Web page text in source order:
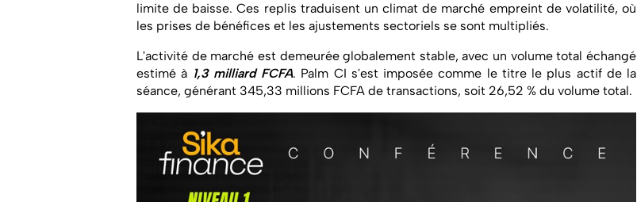
limite de baisse. Ces replis traduisent un climat de marché empreint de volatilité, où
les prises de bénéfices et les ajustements sectoriels se sont multipliés.
L'activité de marché est demeurée globalement stable, avec un volume total échangé
estimé à 1,3 milliard FCFA. Palm CI s'est imposée comme le titre le plus actif de la
séance, générant 345,33 millions FCFA de transactions, soit 26,52 % du volume total.